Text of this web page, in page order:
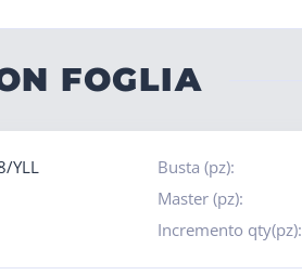
FOGLIA
YLL Busta (pz):
Master (pz):
Incremento qty(pz):